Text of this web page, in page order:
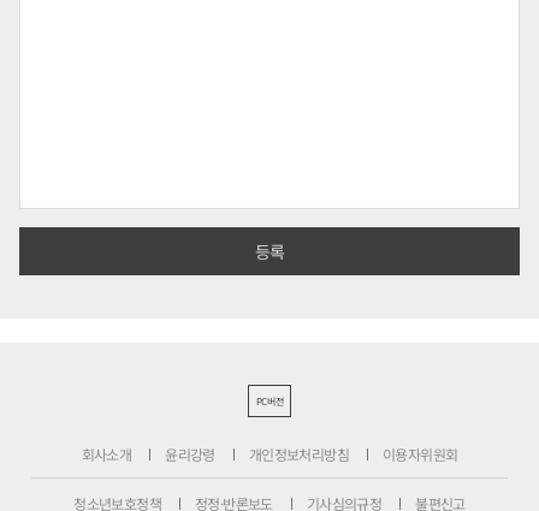
PC버전
회사소개 윤리강령 개인정보처리방침 이용자위원회
청소년보호정책 정정·반론보도 기사심의규정 불편신고